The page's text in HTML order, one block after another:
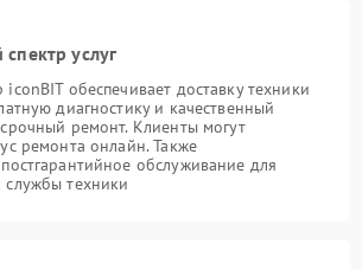
услуг
обеспечивает доставку техники
диагностику и качественный
ремонт. Клиенты могут
ремонта онлайн. Также
обслуживание для
службы техники